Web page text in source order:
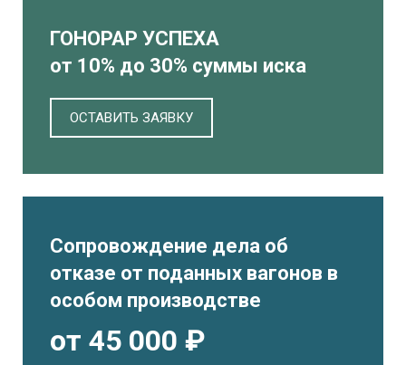
ГОНОРАР УСПЕХА
от 10% до 30% суммы иска
ОСТАВИТЬ ЗАЯВКУ
Сопровождение дела об
отказе от поданных вагонов в
особом производстве
от 45 000 ₽